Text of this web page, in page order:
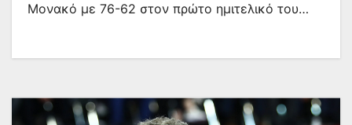
Μονακό με 76-62 στον πρώτο ημιτελικό του…